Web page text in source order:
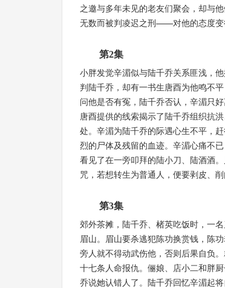
之邀与多年未见的老友们聚会，却与
无数而被判凌迟之刑——对他的态度变
第2集
小胖发觉辛湄似与陆千乔关系匪浅，
判陆千乔，却有一书生唐酉为他鸣不
问他是否有冤，陆千乔否认，辛湄只
唐酉提供的线索揭示了陆千乔组织抗
处。辛湄为陆千乔的际遇心生不平，
烈的尸体及残留的血迹。辛湄心痛不
看见了在一旁叩拜的陆小刀、陆酒酒
咒，若想转生为普通人，便要剥皮、
第3集
郊外茶摊，陆千乔、楮英吃饭时，一
眉山。眉山要杀逃犯陈功换赏钱，陈
旁人就不得动武伤他，否则后果自负
十七条人命报仇。俪娘、店小二和胖
乔说她认错人了。陆千乔回忆辛湄起